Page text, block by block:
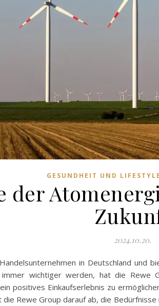
GESUNDHEIT UND LIFESTYLE
der
2024.10.20.
in Deutschland und
wichtiger werden, hat die Rewe
positives Einkaufserlebnis zu
Rewe Group darauf ab, die